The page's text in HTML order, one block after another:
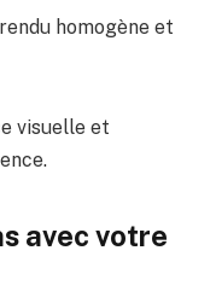
homogène et
visuelle et
avec votre